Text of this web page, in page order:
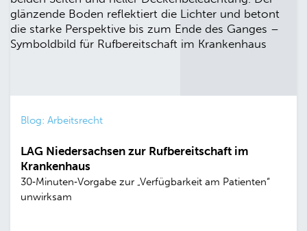
Blog: Arbeitsrecht
LAG Niedersachsen zur Rufbereitschaft im
Krankenhaus
30‑Minuten‑Vorgabe zur „Verfügbarkeit am Patienten“
unwirksam